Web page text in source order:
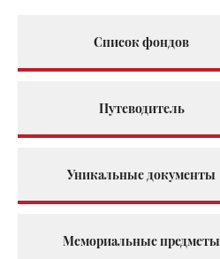
Список фондов
Путеводитель
Уникальные документы
Мемориальные предметы